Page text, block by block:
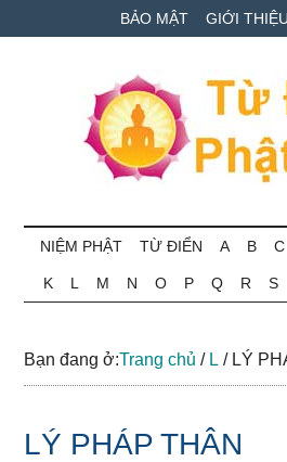
to
to
qua
BẢO MẬT GIỚI THIỆU
Từ
điển
Phật
học
ngữ
NIỆM PHẬT TỪ ĐIỂN A B C
K L M N O P Q R S
Bạn đang ở:Trang chủ / L /LÝ
LÝ PHÁP THÂN